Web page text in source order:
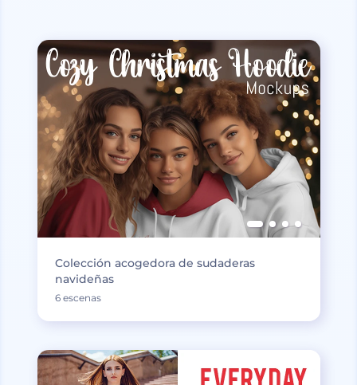
Colección acogedora de sudaderas
navideñas
6 escenas